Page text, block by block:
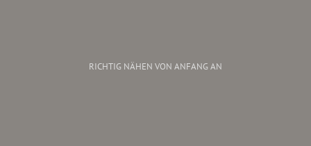
RICHTIG NÄHEN VON ANFANG AN